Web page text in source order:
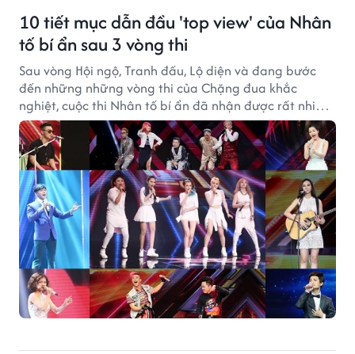
10 tiết mục dẫn đầu 'top view' của Nhân
tố bí ẩn sau 3 vòng thi
Sau vòng Hội ngộ, Tranh đấu, Lộ diện và đang bước
đến những những vòng thi của Chặng đua khắc
nghiệt, cuộc thi Nhân tố bí ẩn đã nhận được rất nhiều
tình cảm của khán giả, trong đó, những tiết mục thu
hút người xem nhất còn khiến chương trình càng trở
nên hấp dẫn hơn.